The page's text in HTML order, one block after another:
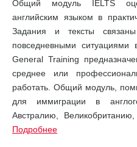
Общий модуль IELTS
английским языком в
Задания и тексты
повседневными ситуациями
General Training
среднее или
работать. Общий модуль,
для иммиграции в
Австралию,
Подробнее